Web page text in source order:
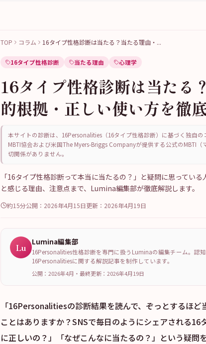
TOP コラム 16タイプ性格診断は当たる？当たる理由・ ...
16タイプ性格診断 当たる理由 心理学
16タイプ性格診断は当たる
的根拠・正しい使い方を徹
本サイトの診断は、16Personalities（16タイプ性格診断）に基づく独自
MBTI協会および米国The Myers-Briggs Companyが提供する公式のMBTI
切関係がありません。
「16タイプ性格診断って本当に当たるの？」と疑問に思ってい
と感じる理由、注意点まで、Lumina編集部が徹底解説します。
約15分公開： 2026年4月15日更新： 2026年4月19日
Lu Lumina編集部
16Personalities性格診断を専門に扱うLuminaの編集チーム。認
16Personalitiesに関する解説記事を制作しています。
公開：2026年4月 ・ 最終更新： 2026年4月19日
「16Personalitiesの診断結果を読んで、ぞっとするほ
ことはありますか？SNSで毎日のようにシェアされる
に正しいの？」「なぜこんなに当たるの？」という疑問